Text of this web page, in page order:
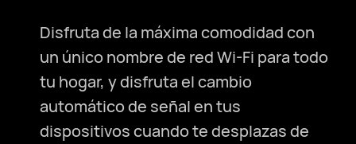
Disfruta de la máxima comodidad con
un único nombre de red Wi-Fi para todo
tu hogar, y disfruta el cambio
automático de señal en tus
dispositivos cuando te desplazas de